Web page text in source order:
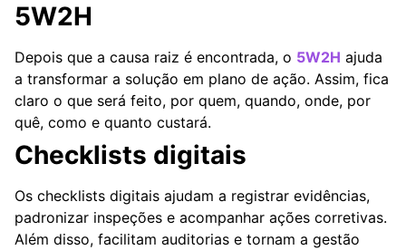
5W2H
Depois que a causa raiz é encontrada, o 5W2H ajuda
a transformar a solução em plano de ação. Assim, fica
claro o que será feito, por quem, quando, onde, por
quê, como e quanto custará.
Checklists digitais
Os checklists digitais ajudam a registrar evidências,
padronizar inspeções e acompanhar ações corretivas.
Além disso, facilitam auditorias e tornam a gestão